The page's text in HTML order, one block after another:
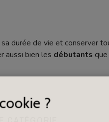
durée de vie et conserver
aussi bien les débutants
?